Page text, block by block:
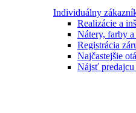
Individuálny
Realizácie a
Nátery, farby
Registrácia
Najčastejšie
Nájsť